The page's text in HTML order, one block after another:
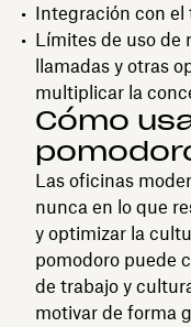
Integración con el
Límites de uso de
llamadas y otras
multiplicar la
Cómo
Las oficinas
nunca en lo que
y optimizar la
pomodoro puede
de trabajo y
motivar de forma